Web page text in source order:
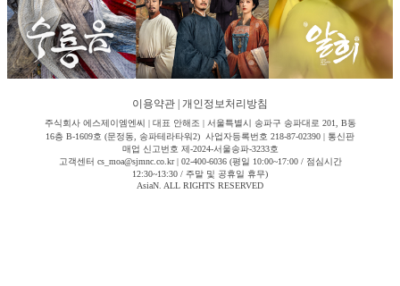
이용약관 개인정보처리방침
주식회사 에스제이엠엔씨 | 대표 안해조 | 서울특별시 송파구 송파대로 201, B동
16층 B-1609호 (문정동, 송파테라타워2) 사업자등록번호 218-87-02390 | 통신판
매업 신고번호 제-2024-서울송파-3233호
고객센터 cs_moa@sjmnc.co.kr | 02-400-6036 (평일 10:00~17:00 / 점심시간
12:30~13:30 / 주말 및 공휴일 휴무)
AsiaN. ALL RIGHTS RESERVED